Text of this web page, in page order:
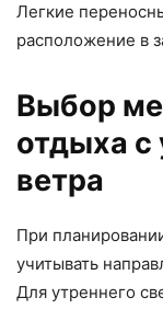
Легкие
расположение в
Выбор
отдыха с
ветра
При
учитывать
Для утреннего